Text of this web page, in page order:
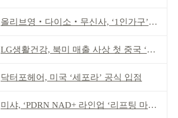
올리브영‧다이소‧무신사, ‘1인가구’가 이끈다
LG생활건강, 북미 매출 사상 첫 중국 ‘추월’
닥터포헤어, 미국 ‘세포라’ 공식 입점
미샤, ‘PDRN NAD+ 라인업 ‘리프팅 마스크’ 출시